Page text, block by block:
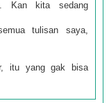
Kan kita sedang
tulisan saya,
itu yang gak bisa